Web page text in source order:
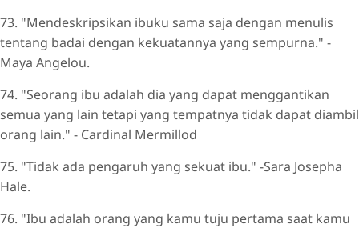
73. "Mendeskripsikan ibuku sama saja dengan menulis
tentang badai dengan kekuatannya yang sempurna." -
Maya Angelou.
74. "Seorang ibu adalah dia yang dapat menggantikan
semua yang lain tetapi yang tempatnya tidak dapat diambil
orang lain." - Cardinal Mermillod
75. "Tidak ada pengaruh yang sekuat ibu." -Sara Josepha
Hale.
76. "Ibu adalah orang yang kamu tuju pertama saat kamu